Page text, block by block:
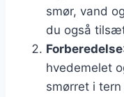
smør, vand
du også
Forberedelse
hvedemelet
smørret i